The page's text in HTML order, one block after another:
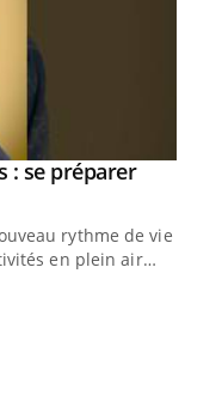
: se préparer
rythme de vie !
en plein air…